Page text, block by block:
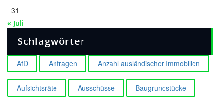
31
« Juli
Schlagwörter
AfD Anfragen Anzahl ausländischer Immobilien
Aufsichtsräte Ausschüsse Baugrundstücke